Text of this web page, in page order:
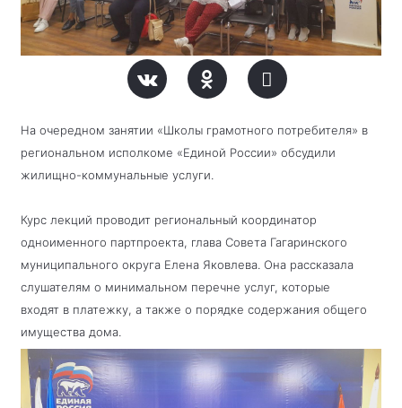
На очередном занятии «Школы грамотного потребителя» в
региональном исполкоме «Единой России» обсудили
жилищно-коммунальные услуги.
Курс лекций проводит региональный координатор
одноименного партпроекта, глава Совета Гагаринского
муниципального округа Елена Яковлева. Она рассказала
слушателям о минимальном перечне услуг, которые
входят в платежку, а также о порядке содержания общего
имущества дома.